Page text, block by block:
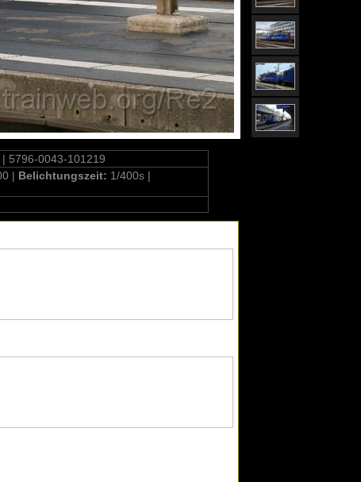
5796-0043-101219
| Belichtungszeit: 1/400s |